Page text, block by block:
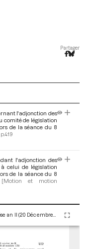
Partager
l'adjonction des
comité de législation
de la séance du 8
p.419
l'adjonction des
celui de législation
de la séance du 8
[Motion et motion